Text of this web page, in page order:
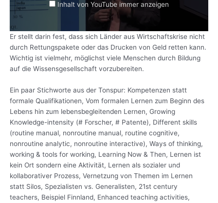
Inhalt von YouTube immer anzeigen
„re:publica 2013: 21st Century Skills – Keynote: Andreas Schleicher“
direkt öffnen
Er stellt darin fest, dass sich Länder aus Wirtschaftskrise nicht
durch Rettungspakete oder das Drucken von Geld retten kann.
Wichtig ist vielmehr, möglichst viele Menschen durch Bildung
auf die Wissensgesellschaft vorzubereiten.
Ein paar Stichworte aus der Tonspur: Kompetenzen statt
formale Qualifikationen, Vom formalen Lernen zum Beginn des
Lebens hin zum lebensbegleitenden Lernen, Growing
Knowledge-intensity (# Forscher, # Patente), Different skills
(routine manual, nonroutine manual, routine cognitive,
nonroutine analytic, nonroutine interactive), Ways of thinking,
working & tools for working, Learning Now & Then, Lernen ist
kein Ort sondern eine Aktivität, Lernen als sozialer und
kollaborativer Prozess, Vernetzung von Themen im Lernen
statt Silos, Spezialisten vs. Generalisten, 21st century
teachers, Beispiel Finnland, Enhanced teaching activities,